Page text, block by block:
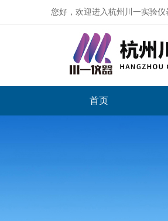
您好，欢迎进入杭州川一实验仪
首页